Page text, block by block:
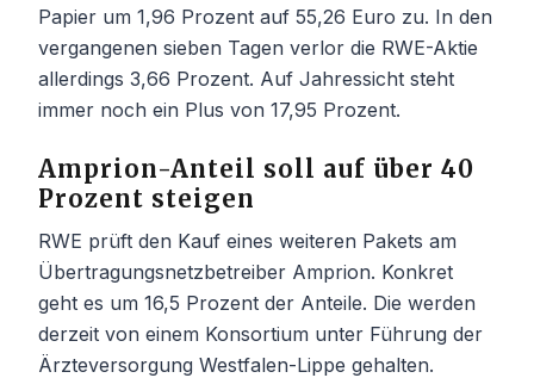
Papier um 1,96 Prozent auf 55,26 Euro zu. In den
vergangenen sieben Tagen verlor die RWE-Aktie
allerdings 3,66 Prozent. Auf Jahressicht steht
immer noch ein Plus von 17,95 Prozent.
Amprion-Anteil soll auf über 40
Prozent steigen
RWE prüft den Kauf eines weiteren Pakets am
Übertragungsnetzbetreiber Amprion. Konkret
geht es um 16,5 Prozent der Anteile. Die werden
derzeit von einem Konsortium unter Führung der
Ärzteversorgung Westfalen-Lippe gehalten.